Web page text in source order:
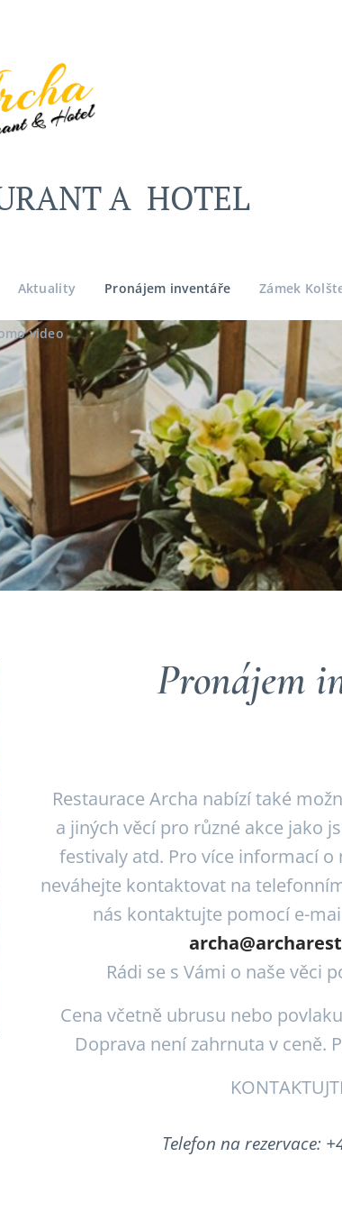
A HOTEL
Aktuality Pronájem inventáře Zámek
video
Pronájem
Restaurace Archa nabízí také
a jiných věcí pro různé akce jako
festivaly atd. Pro více informací o
neváhejte kontaktovat na
nás kontaktujte pomocí e-
Rádi se s Vámi o naše věci
Cena včetně ubrusu nebo
Doprava není zahrnuta v ceně.
Telefon na rezervace: